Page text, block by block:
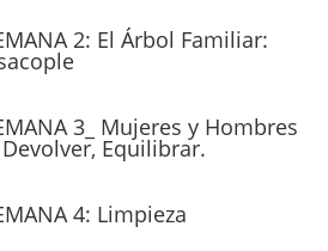
Gestación, Nacimiento
2
3
de piel.
Chamánica a otras personas
Personales.
1
con el manojo
2: El Árbol Familiar:
2
la Sombra.
3_ Mujeres y Hombres
Equilibrar.
4: Limpieza